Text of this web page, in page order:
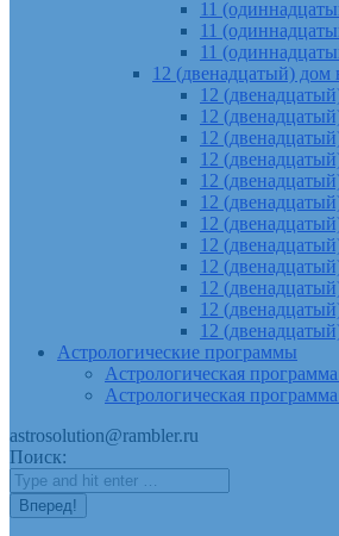
11
11
11
12 (двенадцатый) дом
12
12
12
12
12
12
12
12
12
12
12
12
Астрологические программы
Астрологическая
Астрологическая
astrosolution@rambler.ru
Поиск: